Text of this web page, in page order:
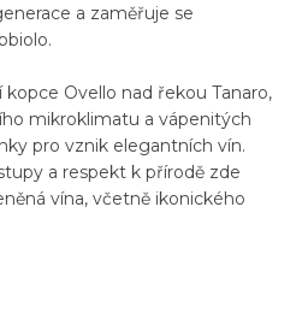
a zaměřuje se
Ovello nad řekou Tanaro,
mikroklimatu a vápenitých
pro vznik elegantních vín.
a respekt k přírodě zde
vína, včetně ikonického